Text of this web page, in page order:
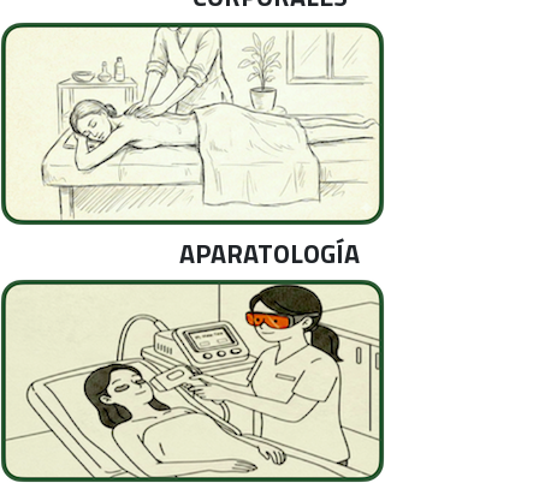
APARATOLOGÍA